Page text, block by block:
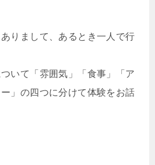
りまして、あるとき一人で行
いて「雰囲気」「食事」「ア
」の四つに分けて体験をお話